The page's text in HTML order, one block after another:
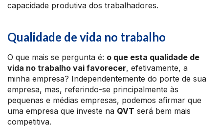
capacidade produtiva dos trabalhadores.
Qualidade de vida no trabalho
O que mais se pergunta é: o que esta qualidade de
vida no trabalho vai favorecer, efetivamente, a
minha empresa? Independentemente do porte de sua
empresa, mas, referindo-se principalmente às
pequenas e médias empresas, podemos afirmar que
uma empresa que investe na QVT será bem mais
competitiva.